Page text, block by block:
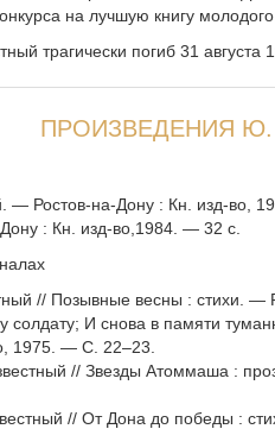
на лучшую книгу молодого
трагически погиб 31 августа
ПРОИЗВЕДЕНИЯ
— Ростов-на-Дону : Кн. изд-во,
: Кн. изд-во,1984. — 32 с.
// Позывные весны : стихи. —
И снова в памяти
1975. — С. 22–23.
// Звезды Атоммаша :
// От Дона до победы :